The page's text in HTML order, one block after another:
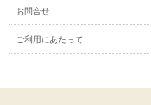
お問合せ
ご利用にあたって